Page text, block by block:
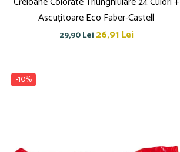
Ascuțitoare Eco Faber-Castell
29,90 Lei26,91 Lei
-10%